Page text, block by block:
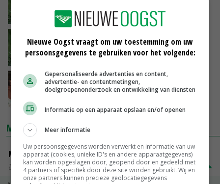
31-07-2018
'We zien mooie successen door de aanleg
van plasdras'
23-07-2018
Kramer: stop met verketteren in Friesland
MARKTPRIJZEN
Magere melkpoeder
Zuivel NL
€ 269,00 € 7,00
Nieuwe Oogst vraagt om uw toestemming om uw
persoonsgegevens te gebruiken voor het volgende:
Gepersonaliseerde advertenties en content,
advertentie- en contentmetingen,
doelgroepenonderzoek en ontwikkeling van diensten
Informatie op een apparaat opslaan en/of openen
Meer informatie
Uw persoonsgegevens worden verwerkt en informatie van uw
apparaat (cookies, unieke ID's en andere apparaatgegevens)
kan worden opgeslagen door, geopend door en gedeeld met
4 partners of specifiek door deze site worden gebruikt. Wij en
onze partners kunnen precieze geolocatiegegevens